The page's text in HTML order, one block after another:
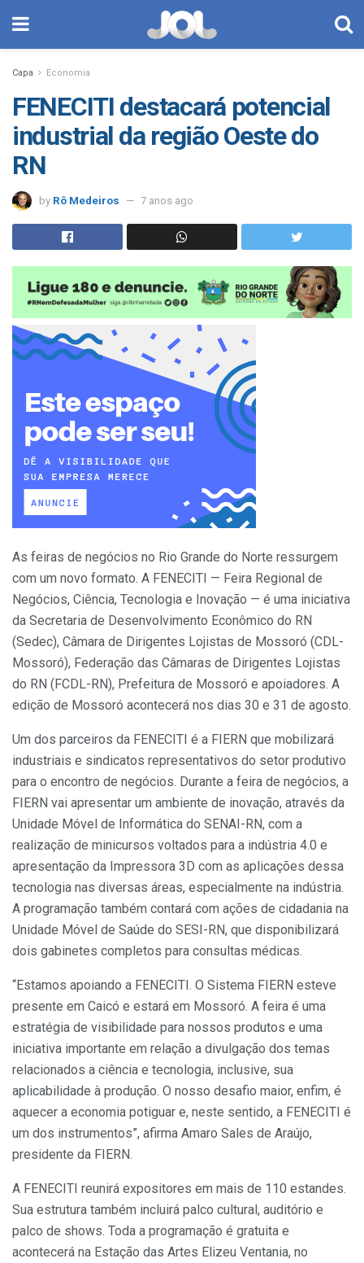
Capa Economia
FENECITI destacará potencial
industrial da região Oeste do
RN
by Rô Medeiros 7 anos ago
As feiras de negócios no Rio Grande do Norte ressurgem
com um novo formato. A FENECITI — Feira Regional de
Negócios, Ciência, Tecnologia e Inovação — é uma iniciativa
da Secretaria de Desenvolvimento Econômico do RN
(Sedec), Câmara de Dirigentes Lojistas de Mossoró (CDL-
Mossoró), Federação das Câmaras de Dirigentes Lojistas
do RN (FCDL-RN), Prefeitura de Mossoró e apoiadores. A
edição de Mossoró acontecerá nos dias 30 e 31 de agosto.
Um dos parceiros da FENECITI é a FIERN que mobilizará
industriais e sindicatos representativos do setor produtivo
para o encontro de negócios. Durante a feira de negócios, a
FIERN vai apresentar um ambiente de inovação, através da
Unidade Móvel de Informática do SENAI-RN, com a
realização de minicursos voltados para a indústria 4.0 e
apresentação da Impressora 3D com as aplicações dessa
tecnologia nas diversas áreas, especialmente na indústria.
A programação também contará com ações de cidadania na
Unidade Móvel de Saúde do SESI-RN, que disponibilizará
dois gabinetes completos para consultas médicas.
“Estamos apoiando a FENECITI. O Sistema FIERN esteve
presente em Caicó e estará em Mossoró. A feira é uma
estratégia de visibilidade para nossos produtos e uma
iniciativa importante em relação a divulgação dos temas
relacionados a ciência e tecnologia, inclusive, sua
aplicabilidade à produção. O nosso desafio maior, enfim, é
aquecer a economia potiguar e, neste sentido, a FENECITI é
um dos instrumentos”, afirma Amaro Sales de Araújo,
presidente da FIERN.
A FENECITI reunirá expositores em mais de 110 estandes.
Sua estrutura também incluirá palco cultural, auditório e
palco de shows. Toda a programação é gratuita e
acontecerá na Estação das Artes Elizeu Ventania, no